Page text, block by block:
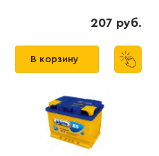
207 руб.
В корзину